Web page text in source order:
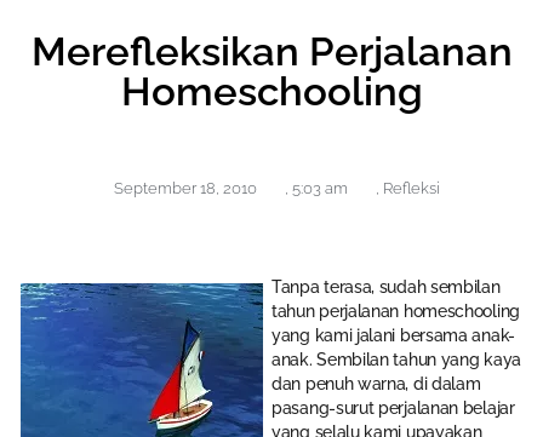
Merefleksikan Perjalanan
Homeschooling
September 18, 2010 , 5:03 am , Refleksi
Tanpa terasa, sudah sembilan
tahun perjalanan homeschooling
yang kami jalani bersama anak-
anak. Sembilan tahun yang kaya
dan penuh warna, di dalam
pasang-surut perjalanan belajar
yang selalu kami upayakan